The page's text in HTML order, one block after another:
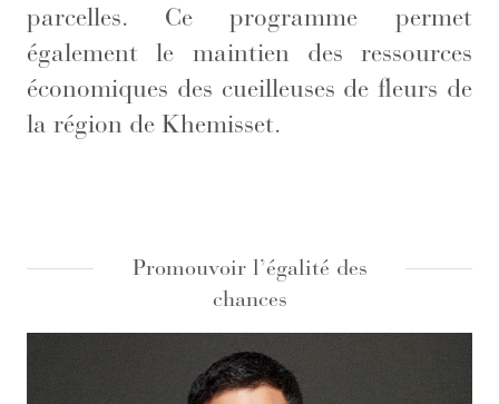
parcelles. Ce programme permet
également le maintien des ressources
économiques des cueilleuses de fleurs de
la région de Khemisset.
Promouvoir l’égalité des
chances